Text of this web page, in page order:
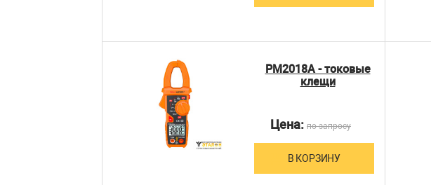
PM2018A - токовые
клещи
Цена: по запросу
В КОРЗИНУ